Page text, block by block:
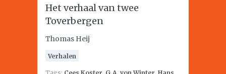
Het verhaal van twee
Toverbergen
Thomas Heij
Verhalen